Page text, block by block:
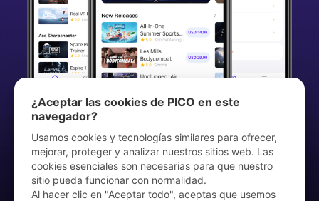
Download PICO VR App
¿Aceptar las cookies de PICO en este
navegador?
Usamos cookies y tecnologías similares para ofrecer,
mejorar, proteger y analizar nuestros sitios web. Las
cookies esenciales son necesarias para que nuestro
sitio pueda funcionar con normalidad.
Al hacer clic en "Aceptar todo", aceptas que usemos